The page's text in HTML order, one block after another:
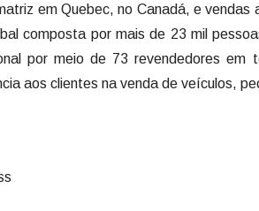
em Quebec, no Canadá, e
composta por mais de 23 mil
por meio de 73 revendedores
aos clientes na venda de veículos,